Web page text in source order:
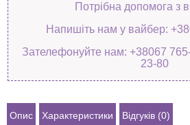
Потрібна допомога з
Напишіть нам у вайбер:
Зателефонуйте нам: +38067
23-80
Опис Характеристики Відгуків (0)